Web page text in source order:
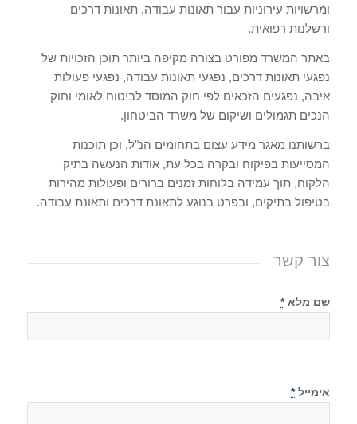
ומרשויות עירוניות עבור תאונות עבודה, תאונות דרכים
ורשלנות רפואית.
באתר המשרד מפורט בצורה מקיפה ביותר תוכן הזכויות של
נפגעי תאונות דרכים, נפגעי תאונות עבודה, נפגעי פעולות
איבה, נפגעים הזכאים לפי חוק המוסד לביטוח לאומי וחוק
הנכים תגמולים ושיקום של משרד הביטחון.
ברשותנו מאגר מידע עצום בתחומים הנ"ל, וכן תוכנות
המסייעות בפיקוח ובקרה בכל עת, אודות הנעשה בתיק
הלקוח, תוך עמידה בלוחות זמנים ברורים ופעולות מהירות
בטיפול בתיקים, ובפרט בנוגע לתאונת דרכים ותאונת עבודה.
צור קשר
שם מלא*
אימייל*